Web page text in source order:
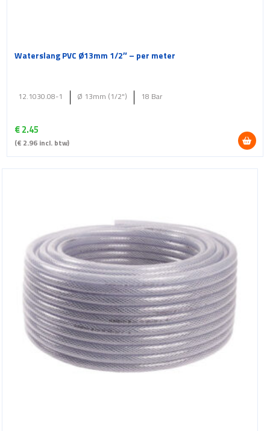
Waterslang PVC Ø13mm 1/2″ – per meter
€2.45
(€ 2.96incl. btw)
12.1030.08-1 Ø 13mm (1/2") 18 Bar